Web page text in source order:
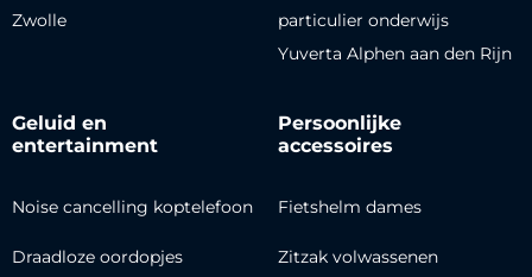
Zwolle
particulier onderwijs
Yuverta Alphen aan den Rijn
Geluid en
entertainment
Noise cancelling koptelefoon
Draadloze oordopjes
Persoonlijke
accessoires
Fietshelm dames
Zitzak volwassenen